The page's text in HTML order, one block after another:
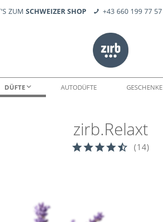
ZUM SCHWEIZER SHOP +43 660 199 77 57
DÜFTE AUTODÜFTE GESCHENKE
FEUERERLEBNIS
TROPFÖLE
ERSATZTEILE
zirb.Relaxt
(14)